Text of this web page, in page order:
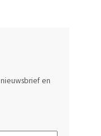
nieuwsbrief en